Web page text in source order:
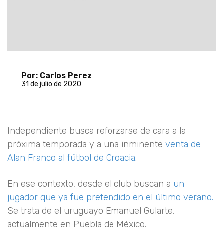
Por: Carlos Perez
31 de julio de 2020
Independiente busca reforzarse de cara a la
próxima temporada y a una inminente venta de
Alan Franco al fútbol de Croacia.
En ese contexto, desde el club buscan a un
jugador que ya fue pretendido en el último verano.
Se trata de el uruguayo Emanuel Gularte,
actualmente en Puebla de México.